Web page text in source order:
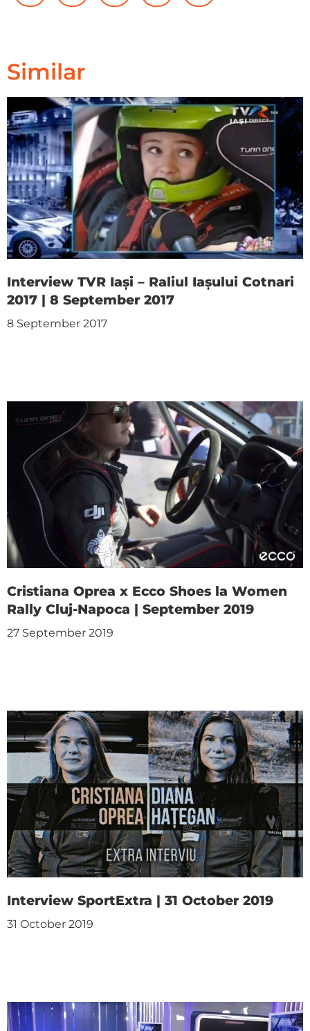
Similar
Interview TVR Iași – Raliul Iașului Cotnari
2017 | 8 September 2017
8 September 2017
Cristiana Oprea x Ecco Shoes la Women
Rally Cluj-Napoca | September 2019
27 September 2019
Interview SportExtra | 31 October 2019
31 October 2019